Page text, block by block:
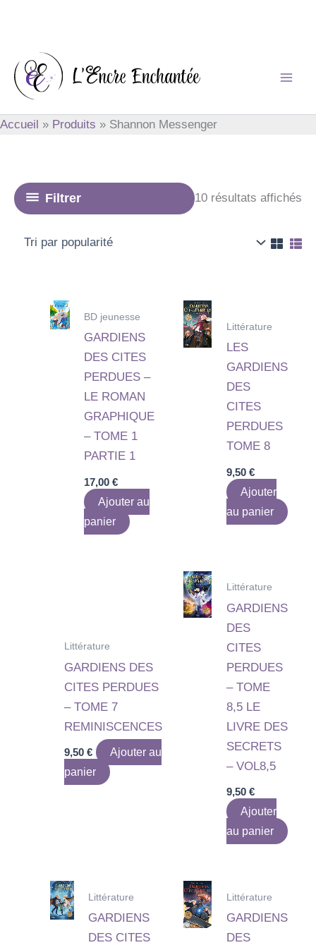
contenu
Accueil Produits Shannon Messenger
Filtrer 10 résultats affichés
BD jeunesse
GARDIENS
DES CITES
PERDUES –
LE ROMAN
GRAPHIQUE
– TOME 1
PARTIE 1
17,00€
Ajouter au
panier
Littérature
LES
GARDIENS
DES
CITES
PERDUES
TOME 8
9,50 €
Ajouter
au panier
Littérature
GARDIENS DES
CITES PERDUES
– TOME 7
REMINISCENCES
9,50€
Ajouter au
panier
Littérature
GARDIENS
DES
CITES
PERDUES
– TOME
8,5 LE
LIVRE DES
SECRETS
– VOL8,5
9,50 €
Ajouter
au panier
Littérature
GARDIENS
DES CITES
Littérature
GARDIENS
DES